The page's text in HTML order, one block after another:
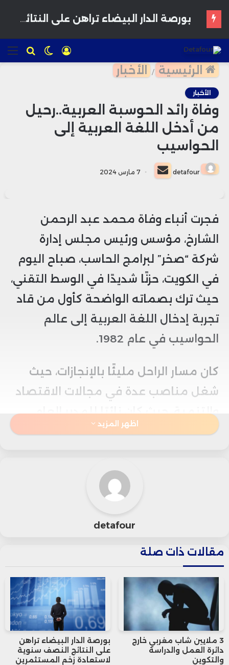
للبحث الوضع
المظلم
تسجيل
الدخول
الرئيسية / الأخبار
الأخبار
وفاة رائد الحوسبة العربية..رحيل
من أدخل اللغة العربية إلى
الحواسيب
detafour
أرسل
بريدا
7 مارس 2024
فجرت أنباء وفاة محمد عبد الرحمن
الشارخ، مؤسس ورئيس مجلس إدارة
شركة “صخر” لبرامج الحاسب، صباح اليوم
في الكويت، حزنًا شديدًا في الوسط التقني،
حيث ترك بصماته الواضحة كأول من قاد
تجربة إدخال اللغة العربية إلى عالم
الحواسيب في عام 1982.
كان مسار الراحل مليئًا بالإنجازات، حيث
شغل مناصب عدة في مجالات الاقتصاد
والتنمية، حيث كان نائبًا للمدير العام
للصندوق الكويتي للتنمية، وعضوًا في
والتنمية في واشنطن، وأسس ورئس
مجلس إدارة بنك الكويت الصناعي.
ولد الشارخ عام 1942، حاصلًا على درجة
البكالوريوس في الاقتصاد والعلوم
السياسية من جامعة القاهرة في عام
1965، وحصل على درجة الماجستير في
التنمية الاقتصادية من كلية ويليامز في
ولاية ماساتشوستس الأمريكية.
يُذكر أن الشارخ كان أيضًا مؤسس مشروع
اظهر المزيد
detafour
مقالات ذات صلة
3 ملايين شاب مغربي خارج
دائرة العمل والدراسة
والتكوين
بورصة الدار البيضاء تراهن
على النتائج النصف سنوية
لاستعادة زخم المستثمرين